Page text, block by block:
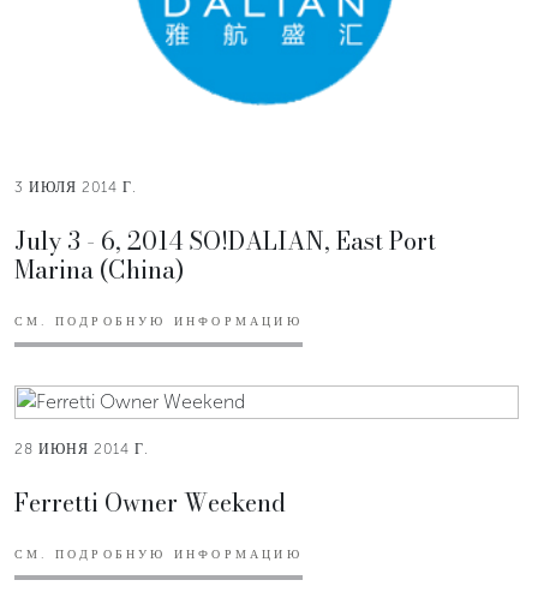
3 ИЮЛЯ 2014 Г.
July 3 - 6, 2014 SO!DALIAN, East Port
Marina (China)
СМ. ПОДРОБНУЮ ИНФОРМАЦИЮ
28 ИЮНЯ 2014 Г.
Ferretti Owner Weekend
СМ. ПОДРОБНУЮ ИНФОРМАЦИЮ